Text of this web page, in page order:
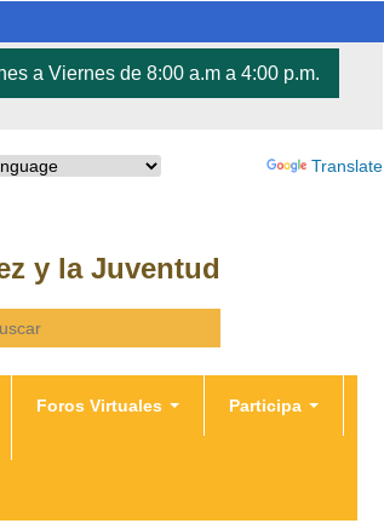
a Viernes de 8:00 a.m a 4:00 p.m.
Translate
this site
y la Juventud
Foros Virtuales Participa